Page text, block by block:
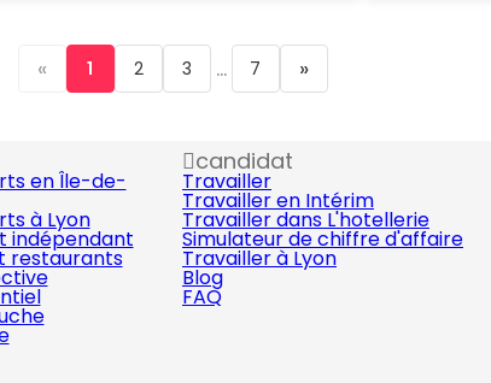
« 1 2 3 ... 7 »
en Île-de-
à Lyon
indépendant
restaurants
candidat
Travailler
Travailler en Intérim
Travailler dans L'hotellerie
Simulateur de chiffre d'affaire
Travailler à Lyon
Blog
FAQ